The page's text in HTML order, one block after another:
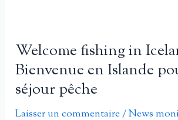
Welcome fishing in
Bienvenue en Islande
séjour pêche
Laisser un commentaire/News